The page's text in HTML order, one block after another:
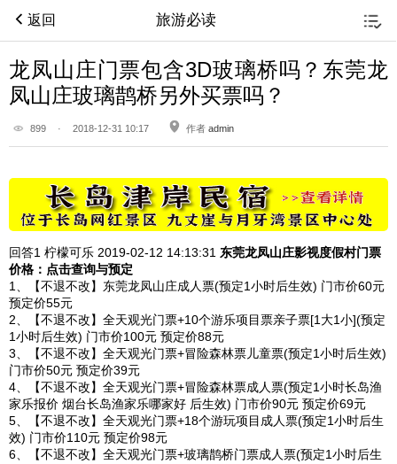
返回 旅游必读
龙凤山庄门票包含3D玻璃桥吗？东莞龙
凤山庄玻璃鹊桥另外买票吗？
899 · 2018-12-31 10:17 作者 admin
回答1 柠檬可乐 2019-02-12 14:13:31 东莞龙凤山庄影视度假村门票
价格：点击查询与预定
1、【不退不改】东莞龙凤山庄成人票(预定1小时后生效) 门市价60元
预定价55元
2、【不退不改】全天观光门票+10个游乐项目票亲子票[1大1小](预定
1小时后生效) 门市价100元 预定价88元
3、【不退不改】全天观光门票+冒险森林票儿童票(预定1小时后生效)
门市价50元 预定价39元
4、【不退不改】全天观光门票+冒险森林票成人票(预定1小时长岛渔
家乐报价 烟台长岛渔家乐哪家好 后生效) 门市价90元 预定价69元
5、【不退不改】全天观光门票+18个游玩项目成人票(预定1小时后生
效) 门市价110元 预定价98元
6、【不退不改】全天观光门票+玻璃鹊桥门票成人票(预定1小时后生